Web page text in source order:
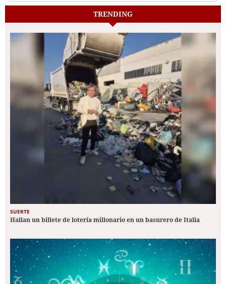
TRENDING
SUERTE
Hallan un billete de lotería millonario en un basurero de Italia